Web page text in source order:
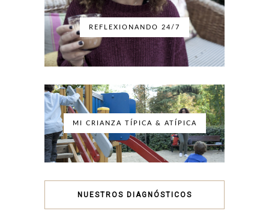
REFLEXIONANDO 24/7
MI CRIANZA TÍPICA & ATÍPICA
NUESTROS DIAGNÓSTICOS